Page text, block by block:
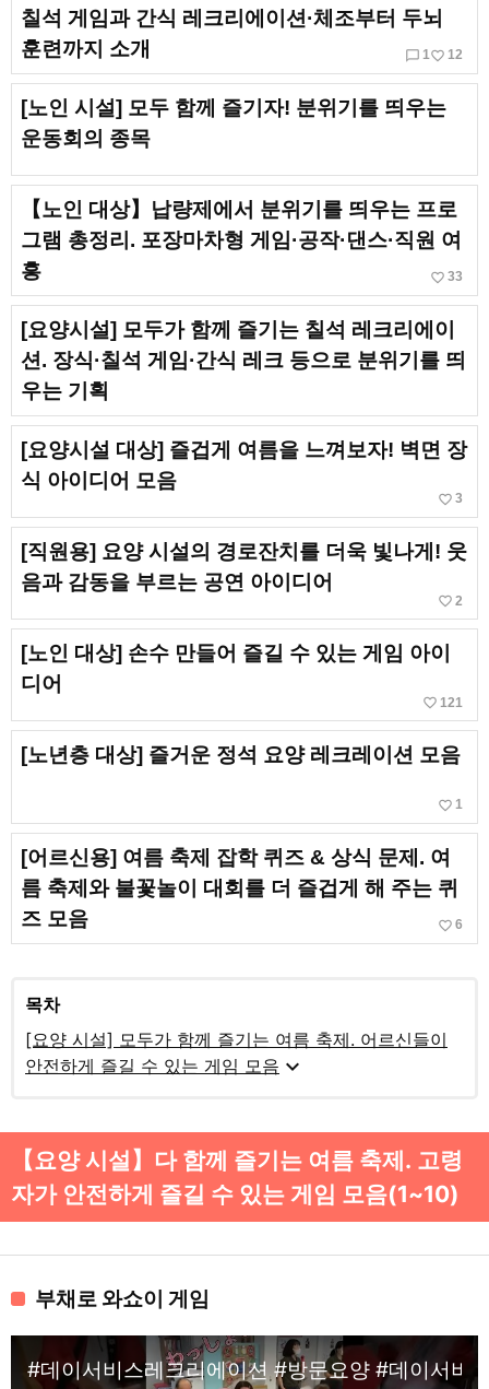
칠석 게임과 간식 레크리에이션·체조부터 두뇌
훈련까지 소개
chat_bubble_outline 1 favorite_border 12
[노인 시설] 모두 함께 즐기자! 분위기를 띄우는
운동회의 종목
【노인 대상】납량제에서 분위기를 띄우는 프로
그램 총정리. 포장마차형 게임·공작·댄스·직원 여
흥
favorite_border 33
[요양시설] 모두가 함께 즐기는 칠석 레크리에이
션. 장식·칠석 게임·간식 레크 등으로 분위기를 띄
우는 기획
[요양시설 대상] 즐겁게 여름을 느껴보자! 벽면 장
식 아이디어 모음
favorite_border 3
[직원용] 요양 시설의 경로잔치를 더욱 빛나게! 웃
음과 감동을 부르는 공연 아이디어
favorite_border 2
[노인 대상] 손수 만들어 즐길 수 있는 게임 아이
디어
favorite_border 121
[노년층 대상] 즐거운 정석 요양 레크레이션 모음
favorite_border 1
[어르신용] 여름 축제 잡학 퀴즈 & 상식 문제. 여
름 축제와 불꽃놀이 대회를 더 즐겁게 해 주는 퀴
즈 모음
favorite_border 6
목차
[요양 시설] 모두가 함께 즐기는 여름 축제. 어르신들이
안전하게 즐길 수 있는 게임 모음 expand_more
【요양 시설】다 함께 즐기는 여름 축제. 고령
자가 안전하게 즐길 수 있는 게임 모음(1~10)
부채로 와쇼이 게임
#데이서비스레크리에이션 #방문요양 #데이서비